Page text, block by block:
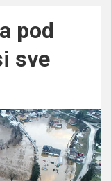
pod
sve